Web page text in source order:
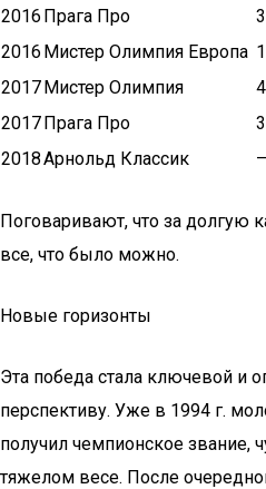
2016 Прага Про
3
2016 Мистер Олимпия Европа 1
2017Мистер Олимпия
4
2017Прага Про
3
2018Арнольд Классик
Поговаривают, что за долгую
все, что было можно.
Новые горизонты
Эта победа стала ключевой и
перспективу. Уже в 1994 г.
получил чемпионское звание,
тяжелом весе. После